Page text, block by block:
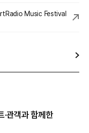
Music Festival
관객과 함께한